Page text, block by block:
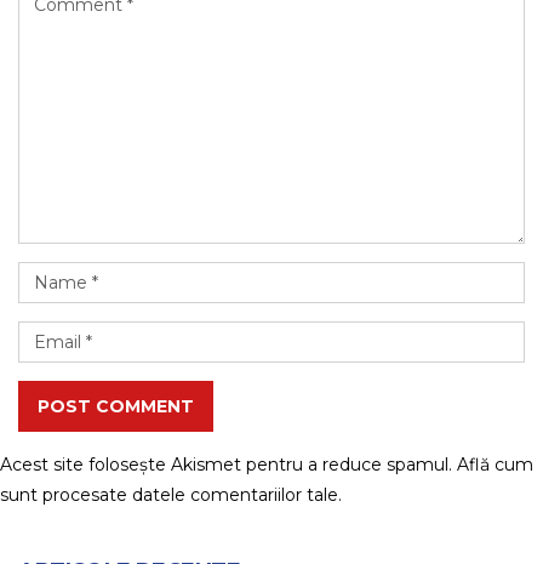
POST COMMENT
Acest site folosește Akismet pentru a reduce spamul. Află cum
sunt procesate datele comentariilor tale.